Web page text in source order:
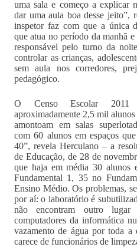
uma sala e começo a explicar
dar uma aula boa desse jeito”,
inspetor faz com que a única
que atua no período da manhã
responsável pelo turno da
controlar as crianças,
sem aula nos corredores,
pedagógico.
O Censo Escolar
aproximadamente 2,5 mil
amontoam em salas
com 60 alunos em espaços
40”, revela Herculano – a
de Educação, de 28 de
que haja em média 30 alunos
Fundamental 1, 35 no
Ensino Médio. Os problemas,
por aí: o laboratório é
não encontram outro
computadores da informática
vazamento de água por toda a
carece de funcionários de